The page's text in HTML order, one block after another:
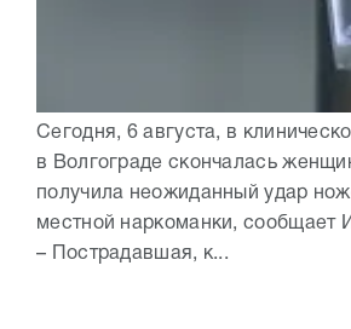
Сегодня, 6 августа, в
в Волгограде скончалась
получила неожиданный удар
местной наркоманки, сообщает
– Пострадавшая, к...